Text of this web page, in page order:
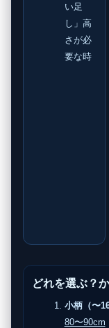
い足
し」高
さが必
要な時
どれを選ぶ？
小柄（〜
80〜90cm